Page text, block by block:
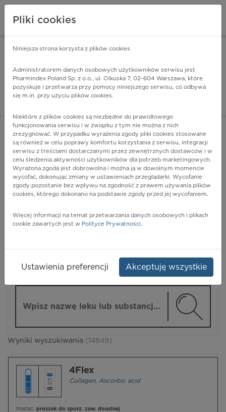
Pharmindex - lider
ZALOGUJ SIĘ
POKAŻ FILTRY
Pharmindex
Wyniki wyszukiwania (14849)
4Flex
Collagen, Ascorbic acid
Postać: proszek do sporz. zaw. doustnej
Pliki cookies
Niniejsza strona korzysta z plików cookies
Administratorem danych osobowych użytkowników serwisu jest
Pharmindex Poland Sp. z o.o., ul. Olkuska 7, 02-604 Warszawa, które
pozyskuje i przetwarza przy pomocy niniejszego serwisu, co odbywa
się m.in. przy użyciu plików cookies.
Niektóre z plików cookies są niezbędne do prawidłowego
funkcjonowania serwisu i w związku z tym nie można z nich
zrezygnować. W przypadku wyrażenia zgody pliki cookies stosowane
są również w celu poprawy komfortu korzystania z serwisu, integracji
serwisu z treściami dostarczanymi przez zewnętrznych dostawców i w
celu śledzenia aktywności użytkowników dla potrzeb marketingowych.
Wyrażona zgoda jest dobrowolna i można ją w dowolnym momencie
wycofać, dokonując zmiany w ustawieniach przeglądarki. Wycofanie
zgody pozostanie bez wpływu na zgodność z prawem używania plików
cookies, którego dokonano na podstawie zgody przed jej wycofaniem.
Więcej informacji na temat przetwarzania danych osobowych i plikach
cookie zawartych jest w Polityce Prywatności.
Ustawienia preferencji Akceptuję wszystkie
ZA DARMO - w Google Play INSTALUJ